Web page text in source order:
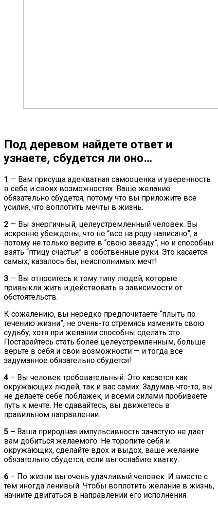
Под деревом найдете ответ и
узнаете, сбудется ли оно…
1 — Вам присуща адекватная самооценка и уверенность
в себе и своих возможностях. Ваше желание
обязательно сбудется, потому что вы приложите все
усилия, что воплотить мечты в жизнь.
2 — Вы энергичный, целеустремленный человек. Вы
искренне убеждены, что не “все на роду написано”, а
потому не только верите в “свою звезду”, но и способны
взять “птицу счастья” в собственные руки. Это касается
самых, казалось бы, неисполнимых мечт!
3 — Вы относитесь к тому типу людей, которые
привыкли жить и действовать в зависимости от
обстоятельств.
К сожалению, вы нередко предпочитаете “плыть по
течению жизни”, не очень-то стремясь изменить свою
судьбу, хотя при желании способны сделать это.
Постарайтесь стать более целеустремленным, больше
верьте в себя и свои возможности — и тогда все
задуманное обязательно сбудется!
4 – Вы человек требовательный. Это касается как
окружающих людей, так и вас самих. Задумав что-то, вы
не делаете себе поблажек, и всеми силами пробиваете
путь к мечте. Не сдавайтесь, вы движетесь в
правильном направлении.
5 – Ваша природная импульсивность зачастую не дает
вам добиться желаемого. Не торопите себя и
окружающих, сделайте вдох и выдох, ваше желание
обязательно сбудется, если вы ослабите хватку.
6 – По жизни вы очень удачливый человек. И вместе с
тем иногда ленивый. Чтобы воплотить желание в жизнь,
начните двигаться в направлении его исполнения.